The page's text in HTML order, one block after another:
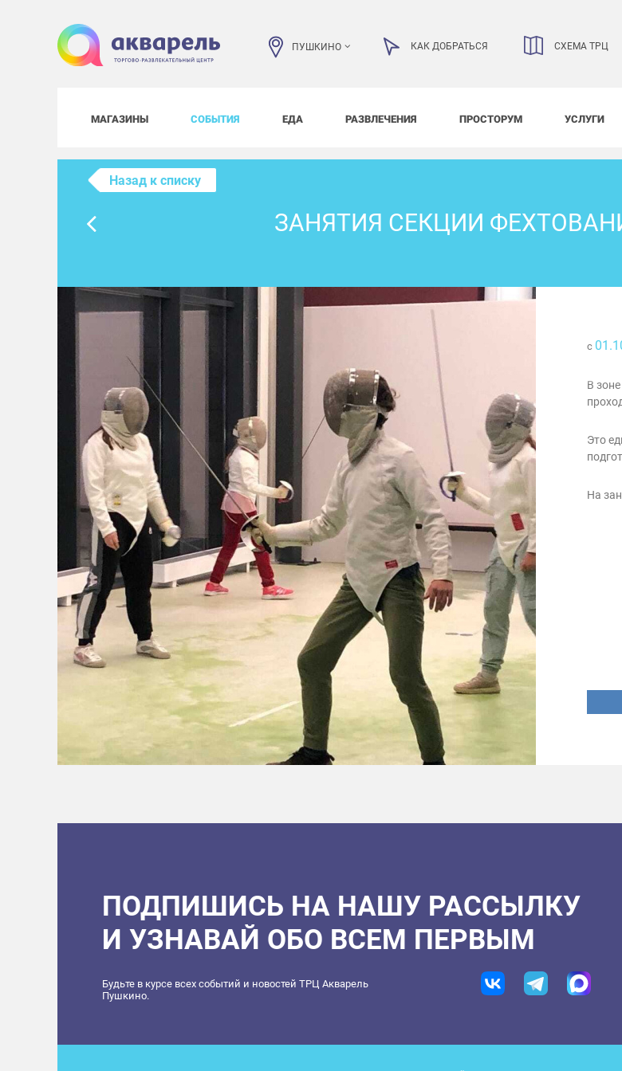
ПУШКИНО КАК ДОБРАТЬСЯ СХЕМА ТРЦ
МАГАЗИНЫ СОБЫТИЯ ЕДА РАЗВЛЕЧЕНИЯ ПРОСТОРУМ УСЛУГИ
Назад к списку
ЗАНЯТИЯ СЕКЦИИ
с
В
Это
На
ПОДПИШИСЬ НА НАШУ РАССЫЛКУ
И УЗНАВАЙ ОБО ВСЕМ ПЕРВЫМ
Будьте в курсе всех событий и новостей ТРЦ Акварель
Пушкино.